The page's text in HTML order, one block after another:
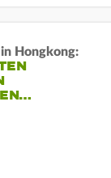
Hongkong: